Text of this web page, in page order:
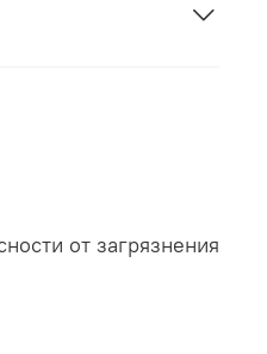
от загрязнения